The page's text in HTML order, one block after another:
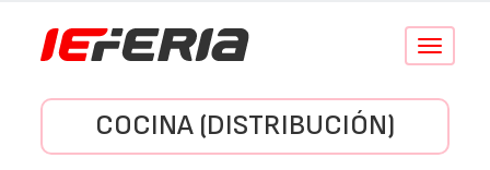
Conmutar
COCINA (DISTRIBUCIÓN)